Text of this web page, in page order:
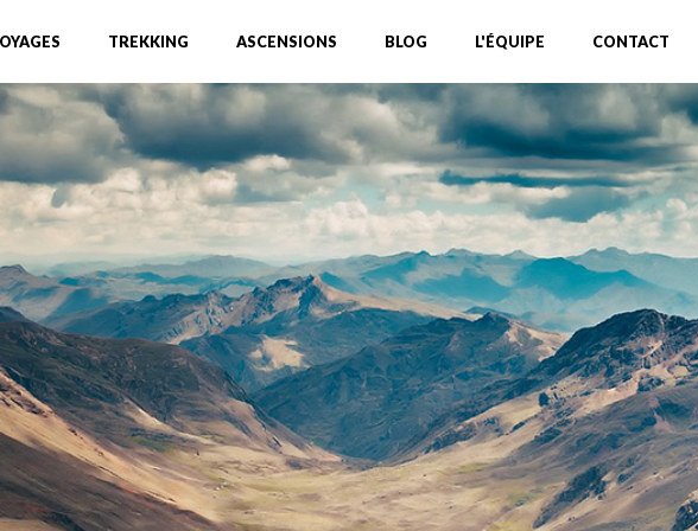
TREKKING ASCENSIONS BLOG L'ÉQUIPE CONTACT